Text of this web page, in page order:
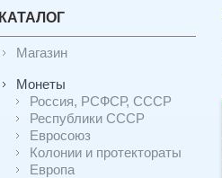
КАТАЛОГ
Магазин
Монеты
Россия, РСФСР, СССР
Республики СССР
Евросоюз
Колонии и протектораты
Европа